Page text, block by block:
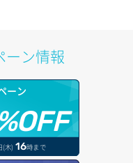
ーン情報
ーン
(木) 16時まで